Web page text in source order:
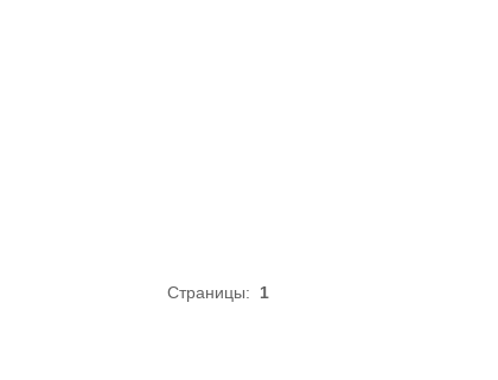
Страницы: 1